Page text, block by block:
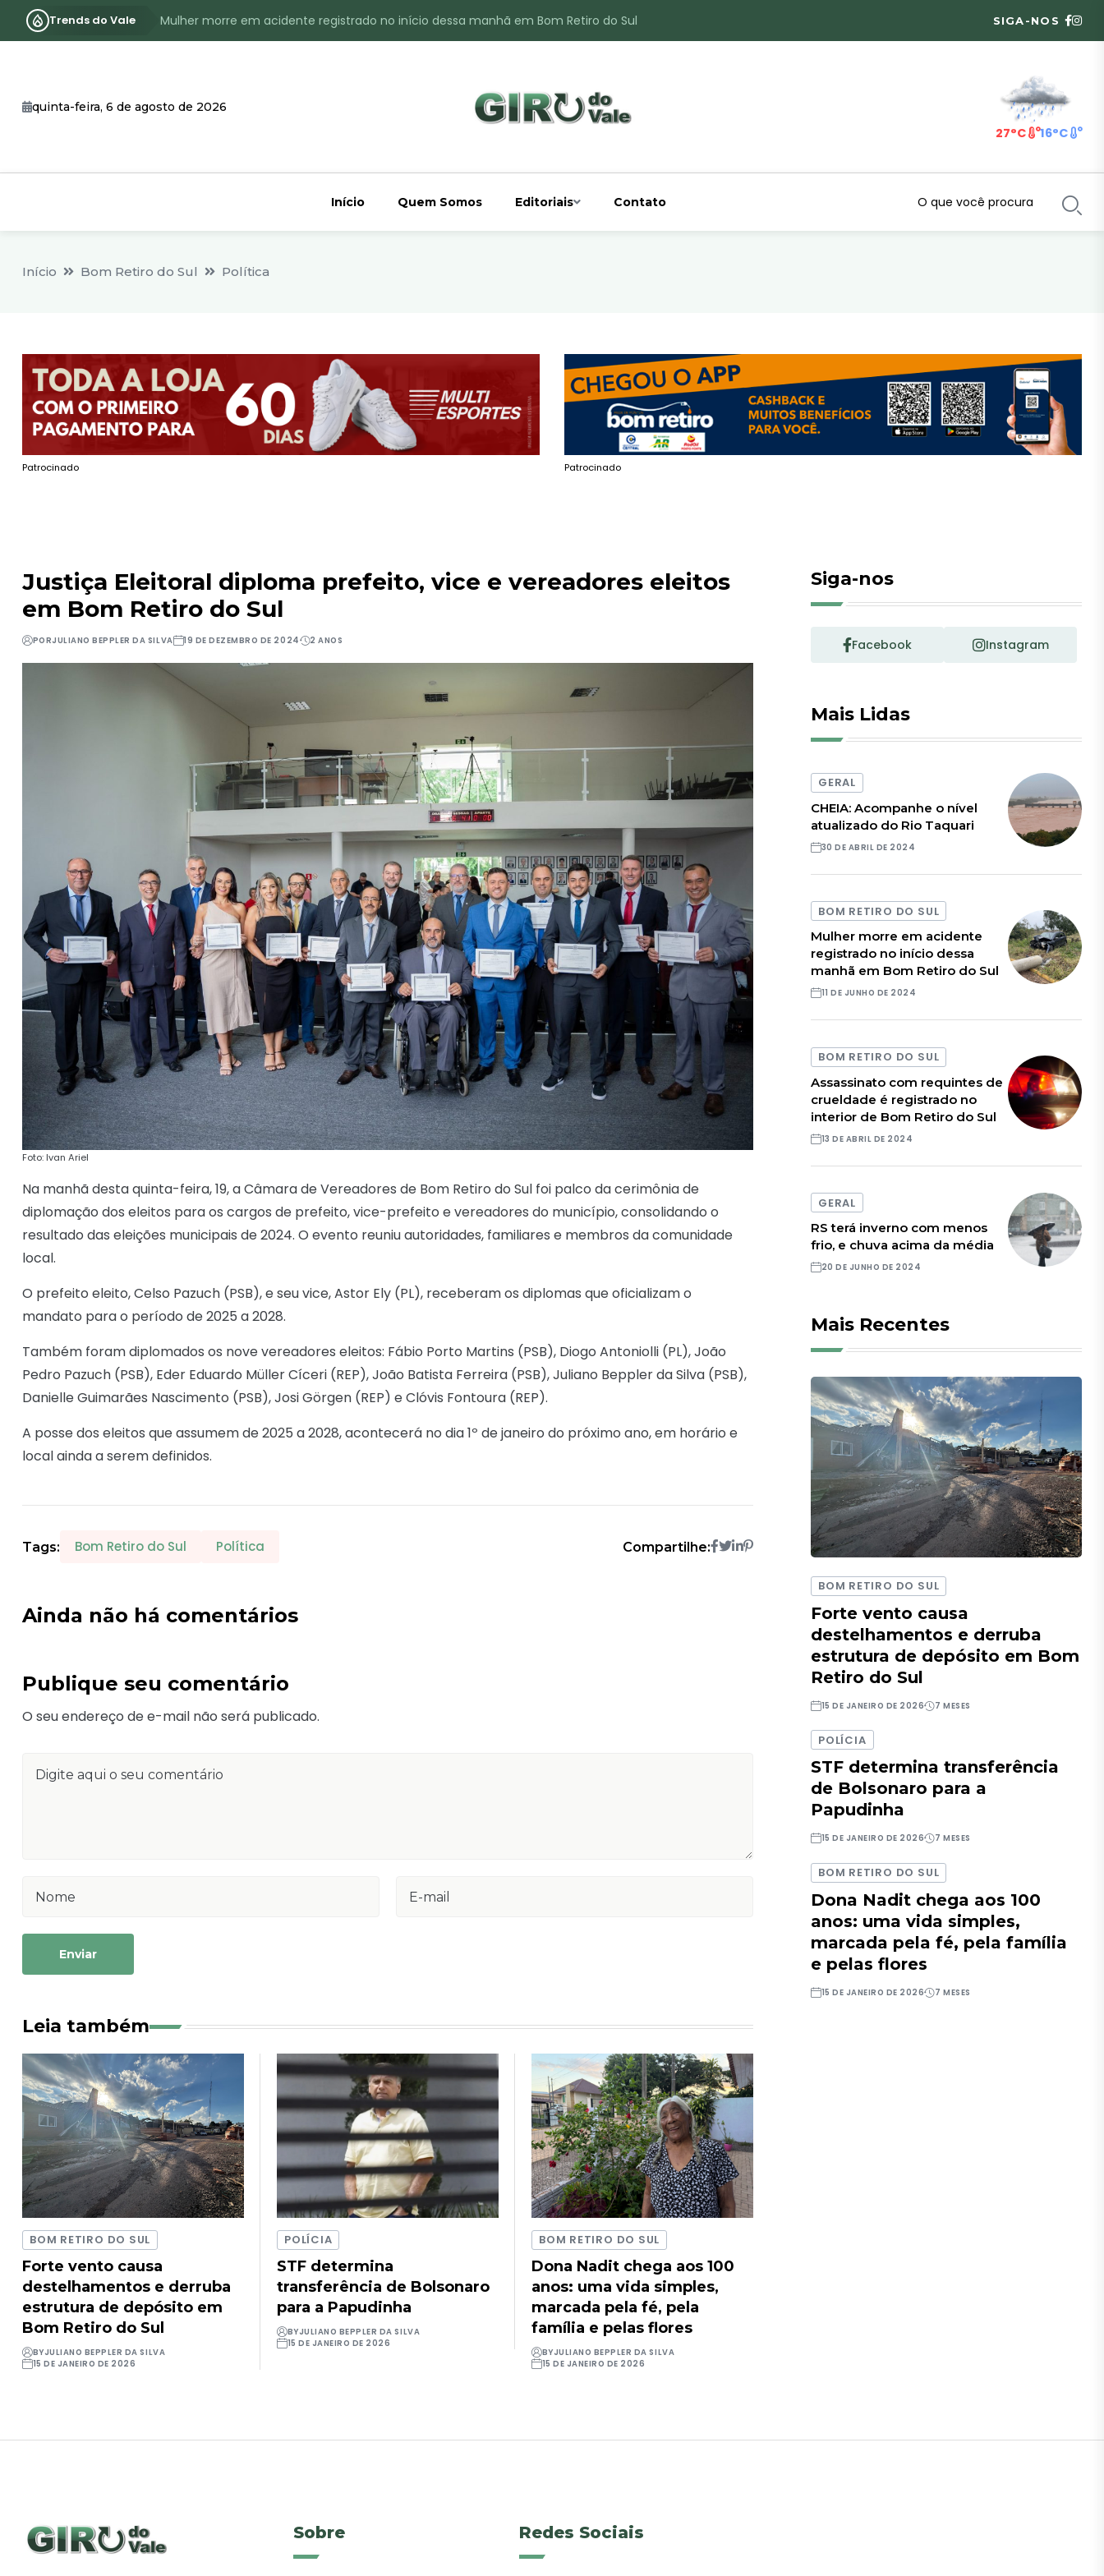
Trends do Vale
Mulher morre em acidente registrado no início dessa manhã em Bom Retiro do Sul
Identificado o jovem assassinado no interior de Bom Retiro do Sul
SIGA-NOS
quinta-feira, 6 de agosto de 2026
27°C 16°C
Início Quem Somos Editoriais Contato
Início Bom Retiro do Sul Política
Patrocinado Patrocinado
Justiça Eleitoral diploma prefeito, vice e vereadores eleitos
em Bom Retiro do Sul
PORJULIANO BEPPLER DA SILVA 19 DE DEZEMBRO DE 2024 2 ANOS
Foto: Ivan Ariel
Na manhã desta quinta-feira, 19, a Câmara de Vereadores de Bom Retiro do Sul foi palco da cerimônia de
diplomação dos eleitos para os cargos de prefeito, vice-prefeito e vereadores do município, consolidando o
resultado das eleições municipais de 2024. O evento reuniu autoridades, familiares e membros da comunidade
local.
O prefeito eleito, Celso Pazuch (PSB), e seu vice, Astor Ely (PL), receberam os diplomas que oficializam o
mandato para o período de 2025 a 2028.
Também foram diplomados os nove vereadores eleitos: Fábio Porto Martins (PSB), Diogo Antoniolli (PL), João
Pedro Pazuch (PSB), Eder Eduardo Müller Cíceri (REP), João Batista Ferreira (PSB), Juliano Beppler da Silva (PSB),
Danielle Guimarães Nascimento (PSB), Josi Görgen (REP) e Clóvis Fontoura (REP).
A posse dos eleitos que assumem de 2025 a 2028, acontecerá no dia 1º de janeiro do próximo ano, em horário e
local ainda a serem definidos.
Tags: Bom Retiro do Sul Política Compartilhe:
Ainda não há comentários
Publique seu comentário
O seu endereço de e-mail não será publicado.
Enviar
Leia também
BOM RETIRO DO SUL
Forte vento causa
destelhamentos e derruba
estrutura de depósito em
Bom Retiro do Sul
BYJULIANO BEPPLER DA SILVA
15 DE JANEIRO DE 2026
POLÍCIA
STF determina
transferência de Bolsonaro
para a Papudinha
BYJULIANO BEPPLER DA SILVA
15 DE JANEIRO DE 2026
BOM RETIRO DO SUL
Dona Nadit chega aos 100
anos: uma vida simples,
marcada pela fé, pela
família e pelas flores
BYJULIANO BEPPLER DA SILVA
15 DE JANEIRO DE 2026
Siga-nos
Facebook Instagram
Mais Lidas
GERAL
CHEIA: Acompanhe o nível
atualizado do Rio Taquari
30 DE ABRIL DE 2024
BOM RETIRO DO SUL
Mulher morre em acidente
registrado no início dessa
manhã em Bom Retiro do Sul
11 DE JUNHO DE 2024
BOM RETIRO DO SUL
Assassinato com requintes de
crueldade é registrado no
interior de Bom Retiro do Sul
13 DE ABRIL DE 2024
GERAL
RS terá inverno com menos
frio, e chuva acima da média
20 DE JUNHO DE 2024
Mais Recentes
BOM RETIRO DO SUL
Forte vento causa
destelhamentos e derruba
estrutura de depósito em Bom
Retiro do Sul
15 DE JANEIRO DE 2026 7 MESES
POLÍCIA
STF determina transferência
de Bolsonaro para a
Papudinha
15 DE JANEIRO DE 2026 7 MESES
BOM RETIRO DO SUL
Dona Nadit chega aos 100
anos: uma vida simples,
marcada pela fé, pela família
e pelas flores
15 DE JANEIRO DE 2026 7 MESES
Sobre Redes Sociais